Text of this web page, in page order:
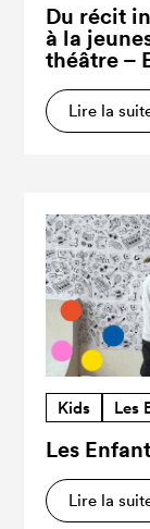
Du récit
à la
théâtre –
Lire la
Kids Les
Les
Lire la